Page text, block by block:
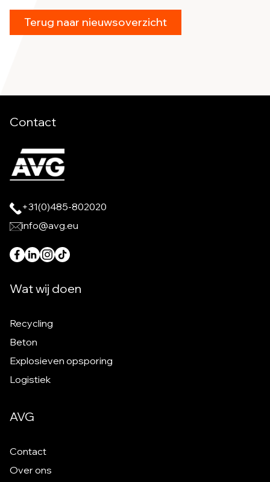
Terug naar nieuwsoverzicht
Contact
+31(0)485-802020
info@avg.eu
Wat wij doen
Recycling
Beton
Explosieven opsporing
Logistiek
AVG
Contact
Over ons